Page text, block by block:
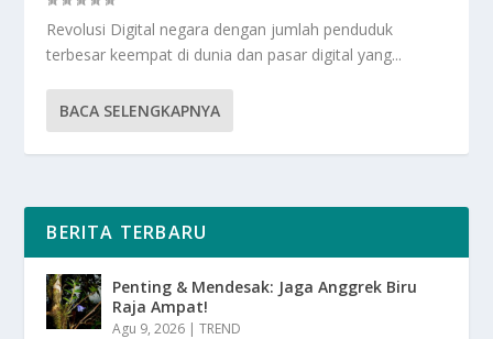
Revolusi Digital negara dengan jumlah penduduk
terbesar keempat di dunia dan pasar digital yang...
BACA SELENGKAPNYA
BERITA TERBARU
Penting & Mendesak: Jaga Anggrek Biru
Raja Ampat!
Agu 9, 2026 |TREND